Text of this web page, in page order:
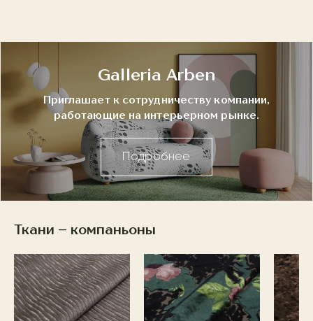
Galleria Arben
Приглашает к сотрудничеству компании,
работающие на интерьерном рынке.
Подробнее
Ткани – компаньоны